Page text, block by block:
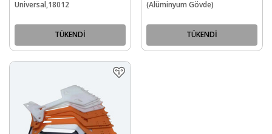
Universal,18012
TÜKENDİ
(Alüminyum Gövde)
TÜKENDİ